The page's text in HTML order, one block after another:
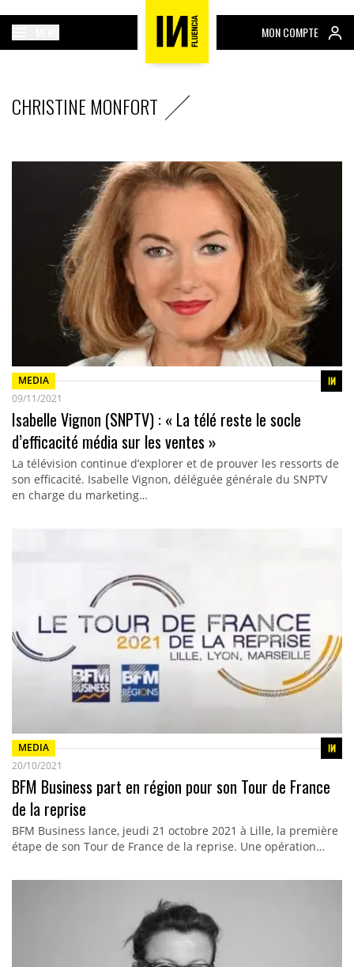
MON COMPTE
CHRISTINE MONFORT
MEDIA
09/11/2021
Isabelle Vignon (SNPTV) : « La télé reste le socle
d’efficacité média sur les ventes »
La télévision continue d’explorer et de prouver les ressorts de
son efficacité. Isabelle Vignon, déléguée générale du SNPTV
en charge du marketing…
MEDIA
20/10/2021
BFM Business part en région pour son Tour de France
de la reprise
BFM Business lance, jeudi 21 octobre 2021 à Lille, la première
étape de son Tour de France de la reprise. Une opération…